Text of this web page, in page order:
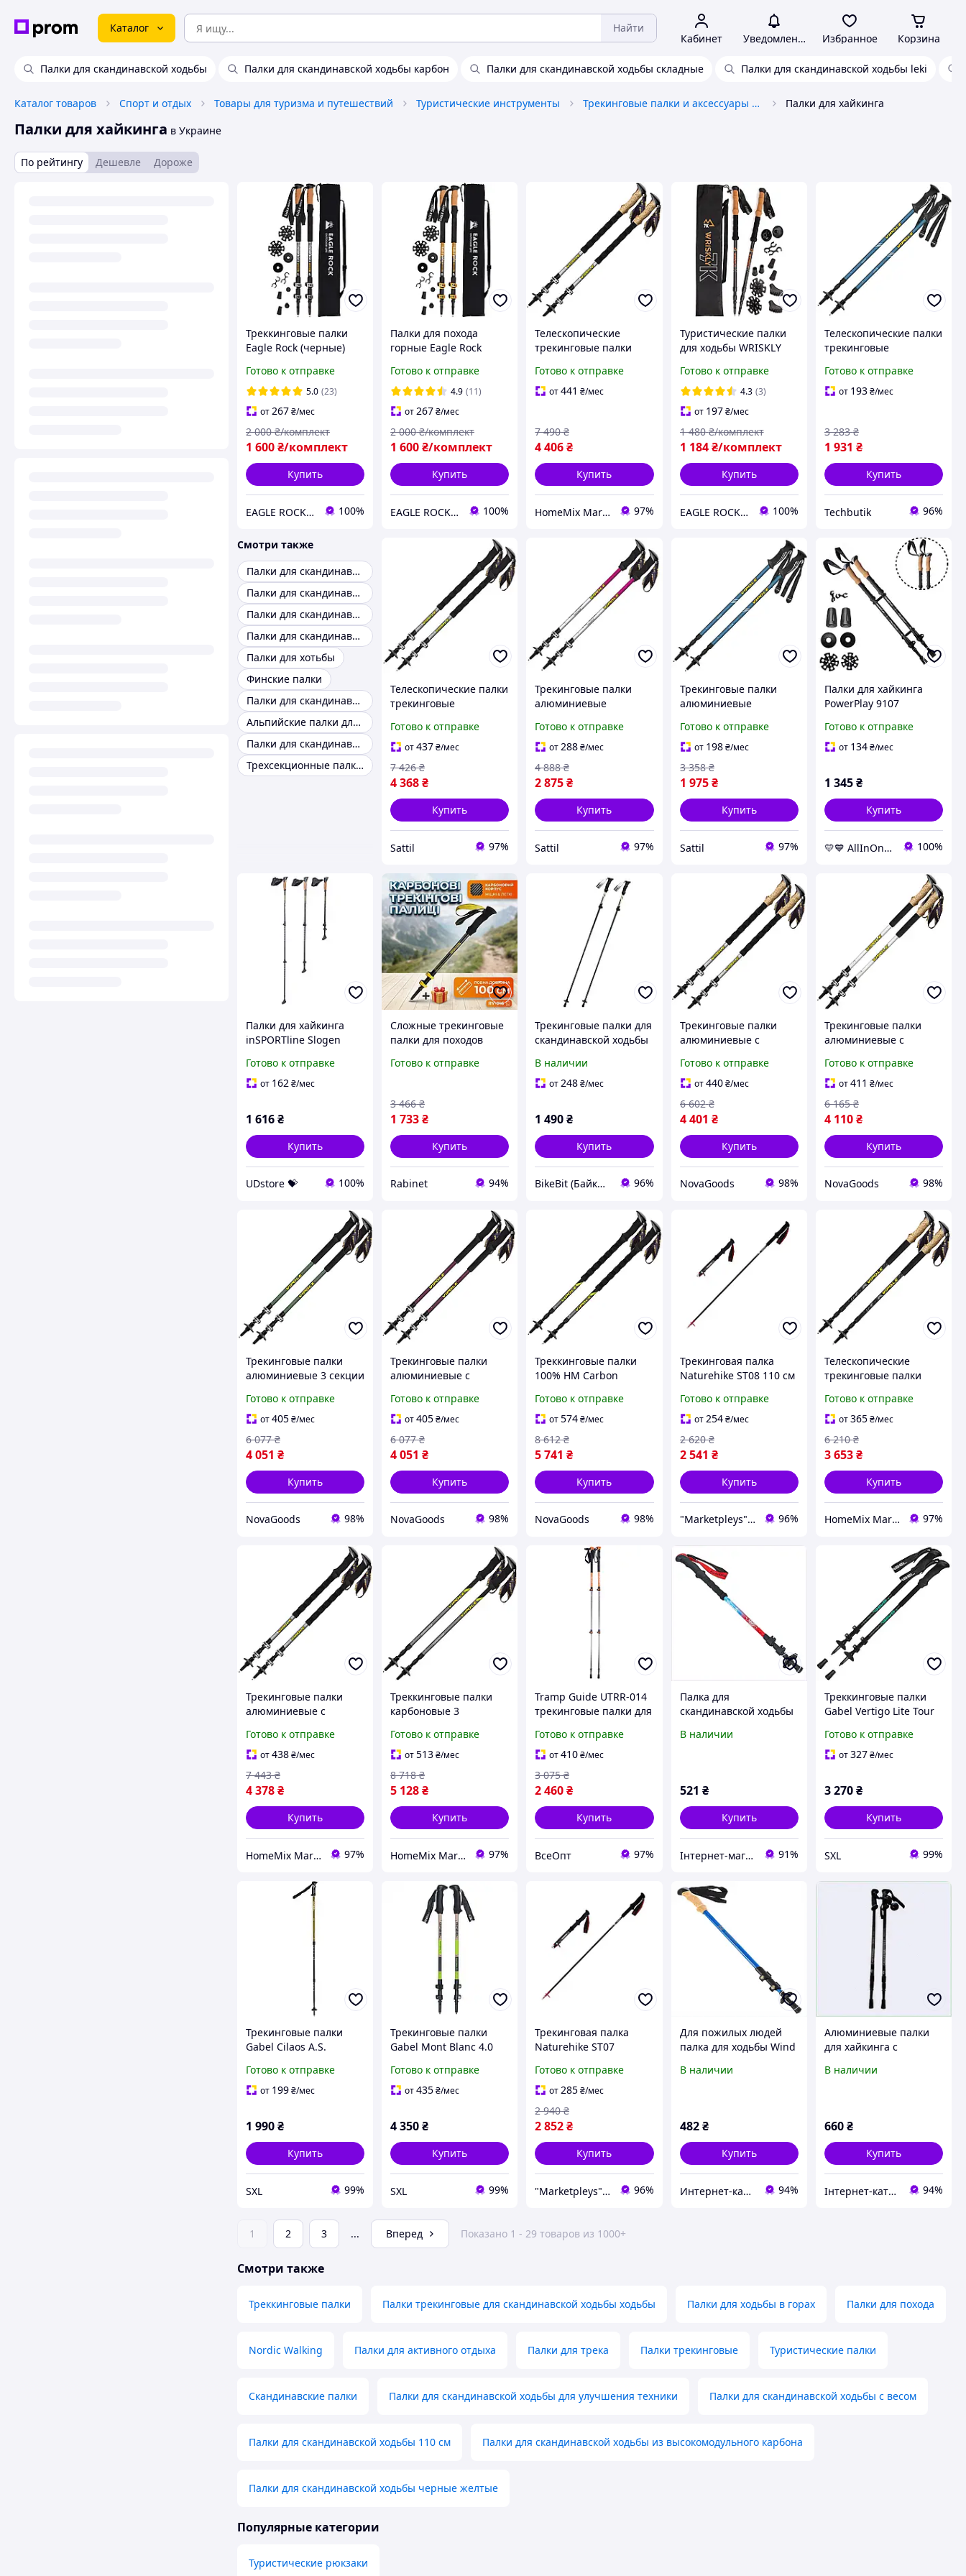
Каталог Найти
Кабинет Уведомления Избранное Корзина
Палки для скандинавской ходьбы Палки для скандинавской ходьбы карбон Палки для скандинавской ходьбы складные Палки для скандинавской ходьбы leki
Каталог товаров Спорт и отдых Товары для туризма и путешествий Туристические инструменты Трекинговые палки и аксессуары к ним Палки для хайкинга
Палки для хайкинга в Украине
По рейтингу Дешевле Дороже
Треккинговые палки
Eagle Rock (черные)
для ходьбы для
хайкинга трекинга
телескопические
Готово к отправке
5.0 (23)
от267₴/мес
1 600₴/комплект
2 000 ₴/комплект
Купить
EAGLE ROCK Официальный магазин бренду 100%
Палки для похода
горные Eagle Rock
палки для хайкинга
треккинга бэкпекинга
регулируемые
Готово к отправке
4.9 (11)
от267₴/мес
1 600₴/комплект
2 000 ₴/комплект
Купить
EAGLE ROCK Официальный магазин бренду 100%
Телескопические
трекинговые палки
для хайкинга 2 шт
серый Vipole HM-9967
Готово к отправке
от441 ₴/мес
4 406₴
7 490 ₴
Купить
HomeMix Market 97%
Туристические палки
для ходьбы WRISKLY
бэкпекинга Антишок
Палки для похода
горные
Готово к отправке
4.3 (3)
от 197 ₴/мес
1 184 ₴/комплект
1 480 ₴/комплект
Купить
EAGLE ROCK Официальный магазин бренду 100%
Телескопические палки
трекинговые
хайкинга 2 шт с
системой TwistLock
Готово к отправке
от 193₴/мес
1 931 ₴
3 283 ₴
Купить
Techbutik 96%
Смотри также
Палки для скандинавской ходьбы
Палки для скандинавской ходьбы карбон
Палки для скандинавской ходьбы складные
Палки для скандинавской ходьбы leki
Палки для хотьбы
Финские палки
Палки для скандинавской ходьбы fizan
Альпийские палки для ходьбы
Палки для скандинавской ходьбы crivit
Трехсекционные палки для скандинавской ходьбы
Телескопические палки
трекинговые
хайкинга 2 шт серый
Vipole PS-1113
Готово к отправке
от437₴/мес
4 368₴
7 426 ₴
Купить
Sattil 97%
Трекинговые палки
алюминиевые
хайкинга 2 шт
фиолетовый Vipole PS-
1123
Готово к отправке
от288₴/мес
2 875₴
4 888 ₴
Купить
Sattil 97%
Трекинговые палки
алюминиевые
2 шт с наконечниками
Carbide синий Vipole
PS-1124
Готово к отправке
от 198 ₴/мес
1 975 ₴
3 358 ₴
Купить
Sattil 97%
Палки для хайкинга
PowerPlay 9107
регулируемые 80-135
см комплект AllInOne -
Готово к отправке
от 134₴/мес
1 345₴
Купить
💛💙 AllInOne - находи все необходимое в одном магазине! 100%
Палки для хайкинга
inSPORTline Slogen
good-prices-
Готово к отправке
от 162 ₴/мес
1 616₴
Купить
UDstore 💝 100%
Сложные трекинговые
палки для походов
туристические
антискользящими
Готово к отправке
1 733₴
3 466 ₴
Купить
Rabinet 94%
Трекинговые палки для
скандинавской ходьбы
спортивной прогулки
хайкинга Qunatue
В наличии
от248₴/мес
1 490₴
Купить
BikeBit (БайкБит) 96%
Трекинговые палки
алюминиевые с
для хайкинга 2 шт
серый Vipole GN-1112
Готово к отправке
от440 ₴/мес
4 401 ₴
6 602 ₴
Купить
NovaGoods 98%
Трекинговые палки
алюминиевые с
для хайкинга 2 шт
белый Vipole GN-1114
Готово к отправке
от411 ₴/мес
4 110₴
6 165 ₴
Купить
NovaGoods 98%
Трекинговые палки
алюминиевые 3 секции
2 шт серо-зеленый
Vipole GN-1115
Готово к отправке
от405₴/мес
4 051 ₴
6 077 ₴
Купить
NovaGoods 98%
Трекинговые палки
алюминиевые с
фиксации для хайкинга
2 шт фиолетовые
Vipole GN-1116
Готово к отправке
от405₴/мес
4 051 ₴
6 077 ₴
Купить
NovaGoods 98%
Треккинговые палки
100% HM Carbon
2 шт светло-серый
Vipole GN-1118
Готово к отправке
от574₴/мес
5 741 ₴
8 612 ₴
Купить
NovaGoods 98%
Трекинговая палка
Naturehike ST08 110 см
рукоятка бордовая,
Палки для туризма 36
см 150 г
Готово к отправке
от254 ₴/мес
2 541 ₴
2 620 ₴
Купить
"Marketpleys" - превращайте свои желания в реальность на нашем маркетплейсе! 96%
Телескопические
трекинговые палки
для хайкинга 2 шт
черный Vipole HM-9814
Готово к отправке
от365₴/мес
3 653₴
6 210 ₴
Купить
HomeMix Market 97%
Трекинговые палки
алюминиевые с
фиксации для хайкинга
2 шт серый Vipole HM-
9966
Готово к отправке
от438₴/мес
4 378₴
7 443 ₴
Купить
HomeMix Market 97%
Треккинговые палки
карбоновые 3
хайкинга 2 шт светло-
серый Vipole HM-10055
Готово к отправке
от513₴/мес
5 128₴
8 718 ₴
Купить
HomeMix Market 97%
Tramp Guide UTRR-014
трекинговые палки для
Готово к отправке
от410₴/мес
2 460₴
3 075 ₴
Купить
ВсеОпт 97%
Палка для
скандинавской ходьбы
рукояткой, 2B38B2061
В наличии
521 ₴
Купить
Інтернет-магазин GoodBuy 91%
Треккинговые палки
Gabel Vertigo Lite Tour
140 см для походов в
горы треккинга и
Готово к отправке
от327₴/мес
3 270₴
Купить
SXL 99%
Трекинговые палки
Gabel Cilaos A.S.
см с Anti Shock для
треккинга хайкинга и
Готово к отправке
от 199₴/мес
1 990₴
Купить
SXL 99%
Трекинговые палки
Gabel Mont Blanc 4.0
телескопические 66
142 см для треккинга
походов
Готово к отправке
от435₴/мес
4 350₴
Купить
SXL 99%
Трекинговая палка
Naturehike ST07
115 см EVA 175г, Палки
для туризма складные
34 см 175 г
Готово к отправке
от285₴/мес
2 852₴
2 940 ₴
Купить
"Marketpleys" - превращайте свои желания в реальность на нашем маркетплейсе! 96%
Для пожилых людей
палка для ходьбы Wind
M9031094T
В наличии
482 ₴
Купить
Интернет-каталог скидок "Профит плюс" 94%
Алюминиевые палки
для хайкинга с
8060088CT
В наличии
660₴
Купить
Інтернет-каталог знижок "MODNO" 94%
1 2 3 ... Вперед Показано 1 - 29 товаров из 1000+
Смотри также
Треккинговые палки Палки трекинговые для скандинавской ходьбы ходьбы Палки для ходьбы в горах Палки для похода
Nordic Walking Палки для активного отдыха Палки для трека Палки трекинговые Туристические палки
Скандинавские палки Палки для скандинавской ходьбы для улучшения техники Палки для скандинавской ходьбы с весом
Палки для скандинавской ходьбы 110 см Палки для скандинавской ходьбы из высокомодульного карбона
Палки для скандинавской ходьбы черные желтые
Популярные категории
Туристические рюкзаки